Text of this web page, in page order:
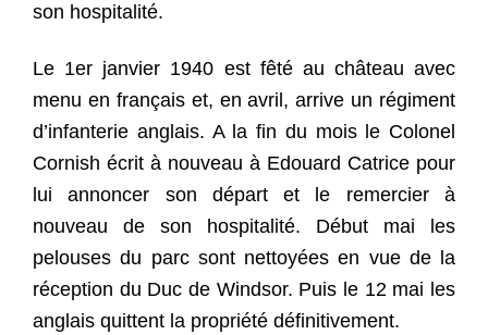
son hospitalité.
Le 1er janvier 1940 est fêté au château avec
menu en français et, en avril, arrive un régiment
d’infanterie anglais. A la fin du mois le Colonel
Cornish écrit à nouveau à Edouard Catrice pour
lui annoncer son départ et le remercier à
nouveau de son hospitalité. Début mai les
pelouses du parc sont nettoyées en vue de la
réception du Duc de Windsor. Puis le 12 mai les
anglais quittent la propriété définitivement.